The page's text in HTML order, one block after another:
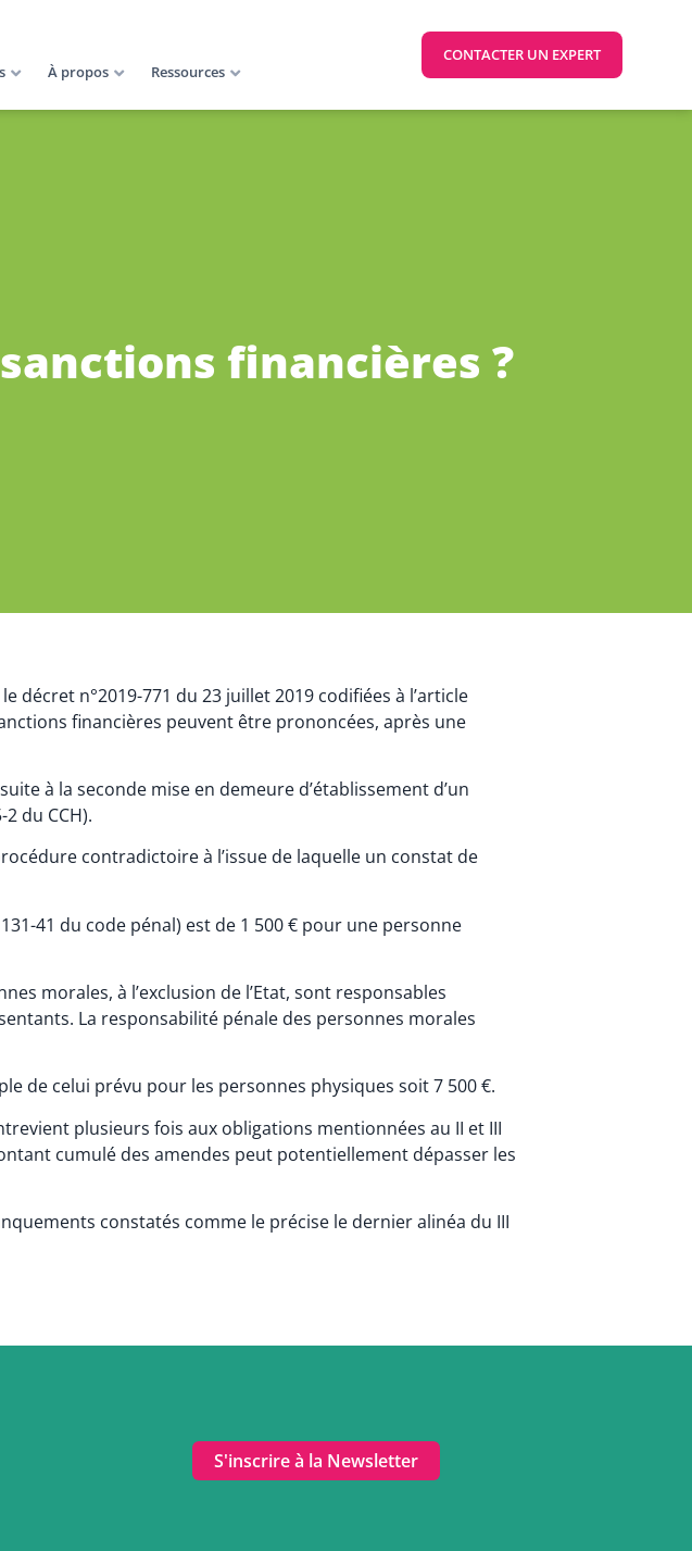
À propos Ressources
CONTACTER UN EXPERT
sanctions financières ?
n°2019-771 du 23 juillet 2019 codifiées à l’article
financières peuvent être prononcées, après une
à la seconde mise en demeure d’établissement d’un
du CCH).
contradictoire à l’issue de laquelle un constat de
41 du code pénal) est de 1 500 € pour une personne
morales, à l’exclusion de l’Etat, sont responsables
La responsabilité pénale des personnes morales
de celui prévu pour les personnes physiques soit 7 500 €.
plusieurs fois aux obligations mentionnées au II et III
cumulé des amendes peut potentiellement dépasser les
constatés comme le précise le dernier alinéa du III
S'inscrire à la Newsletter